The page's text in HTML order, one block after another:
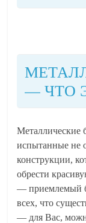
— ЧТО
Металлические
испытанные не
конструкции,
обрести
— приемлемый
всех, что
— для Вас,